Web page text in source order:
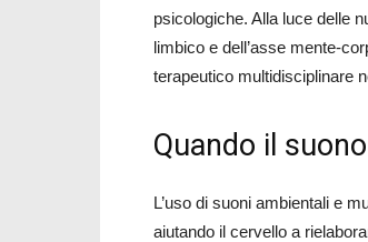
psicologiche. Alla luce delle
limbico e dell’asse mente-
terapeutico multidisciplinare
Quando il
L’uso di suoni ambientali e
aiutando il cervello a